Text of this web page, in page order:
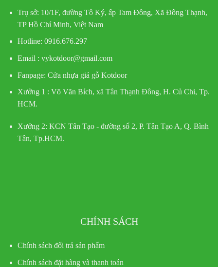
Trụ sở: 10/1F, đường Tô Ký, ấp Tam Đông, Xã Đông Thạnh,
TP Hồ Chí Minh, Việt Nam
Hotline: 0916.676.297
Email : vykotdoor@gmail.com
Fanpage: Cửa nhựa giả gỗ Kotdoor
Xưởng 1 : Võ Văn Bích, xã Tân Thạnh Đông, H. Củ Chi, Tp.
HCM.
Xưởng 2: KCN Tân Tạo - đường số 2, P. Tân Tạo A, Q. Bình
Tân, Tp.HCM.
CHÍNH SÁCH
Chính sách đổi trả sản phẩm
Chính sách đặt hàng và thanh toán